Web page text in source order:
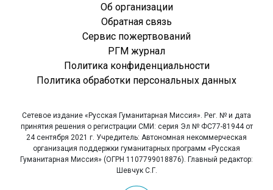
Об организации
Обратная связь
Сервис пожертвований
РГМ журнал
Политика конфиденциальности
Политика обработки персональных данных
Сетевое издание «Русская Гуманитарная Миссия». Рег. № и дата
принятия решения о регистрации СМИ: серия Эл № ФС77-81944 от
24 сентября 2021 г. Учредитель: Автономная некоммерческая
организация поддержки гуманитарных программ «Русская
Гуманитарная Миссия» (ОГРН 1107799018876). Главный редактор:
Шевчук С.Г.